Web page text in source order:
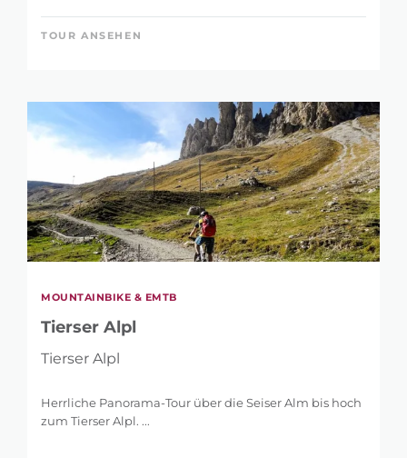
TOUR ANSEHEN
MOUNTAINBIKE & EMTB
Tierser Alpl
Tierser Alpl
Herrliche Panorama-Tour über die Seiser Alm bis hoch
zum Tierser Alpl. ...